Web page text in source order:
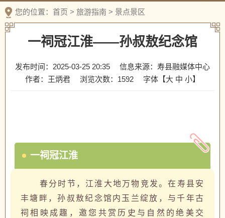
新媒体
您的位置： 首页 > 旅游指南 > 景点景区
一祠冠江淮——孙叔敖纪念馆
发布时间：2025-03-25 20:35
信息来源：寿县融媒体中心
作者：王炳君
浏览次数： 1592 字体【大 中 小】
一祠冠江淮
春分时节，江淮大地万物竞发。在寿县安
丰塘畔，孙叔敖纪念馆内玉兰绽放，与千年古
祠相映成趣，邀您共赏历史与自然的绝美交